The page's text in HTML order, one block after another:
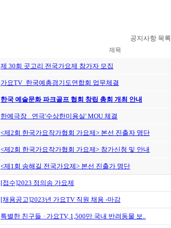
공지사항 목록
제목
제 30회 곳고리 전국가요제 참가자 모집
가요TV_한국예총경기도연합회 업무체결
한국 예술문화 파크골프 협회 창립 총회 개최 안내
한예극장 _연극'수상한미용실' MOU 체결
<제2회 한국가요작가협회 가요제> 본선 진출자 명단
<제2회 한국가요작가협회 가요제> 참가신청 및 안내
<제1회 송해길 전국가요제> 본선 진출가 명단
[접수]2023 정의송 가요제
[채용공고]2023년 가요TV 직원 채용 -마감
특별한 친구들 · 가요TV, 1,500만 국내 반려동물 보..